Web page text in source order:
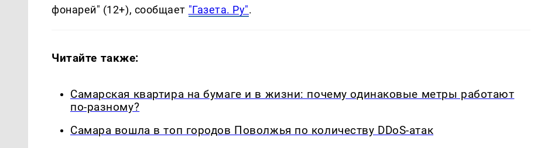
фонарей" (12+), сообщает "Газета. Ру".
Читайте также:
Самарская квартира на бумаге и в жизни: почему одинаковые метры работают
по-разному?
Самара вошла в топ городов Поволжья по количеству DDoS-атак